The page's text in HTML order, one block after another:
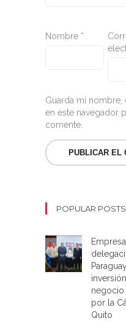
Nombre *
Guarda mi
en este navegador
comente.
POPULAR POSTS
negocio
por la
Quito